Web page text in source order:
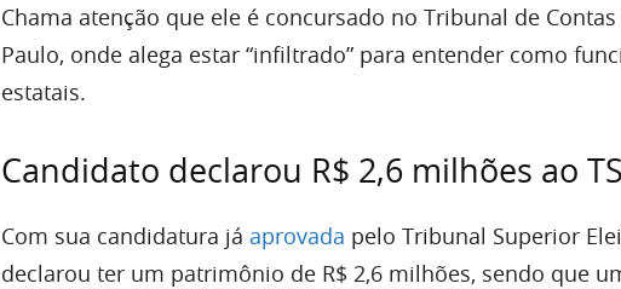
Chama atenção que ele é concursado no Tribunal de
Paulo, onde alega estar “infiltrado” para entender como
estatais.
Candidato declarou R$ 2,6 milhões ao
Com sua candidatura já aprovada pelo Tribunal Superior
declarou ter um patrimônio de R$ 2,6 milhões, sendo que